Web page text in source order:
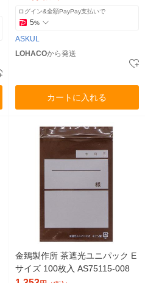
ジナル
ログイン&全額PayPay支払いで
5%
ASKUL
LOHACOから発送
カートに入れる
金鵄製作所 茶遮光ユニパック E
サイズ 100枚入 AS75115-008